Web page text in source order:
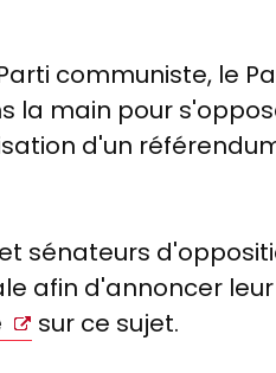
communiste, le
la main pour
d'un
sénateurs
afin d'annoncer
sur ce sujet.